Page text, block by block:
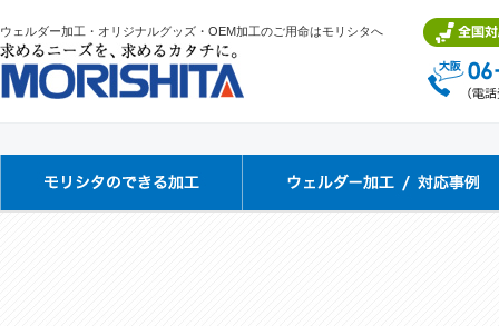
ウェルダー加工・オリジナルグッズ・OEM加工のご用命はモリシタへ